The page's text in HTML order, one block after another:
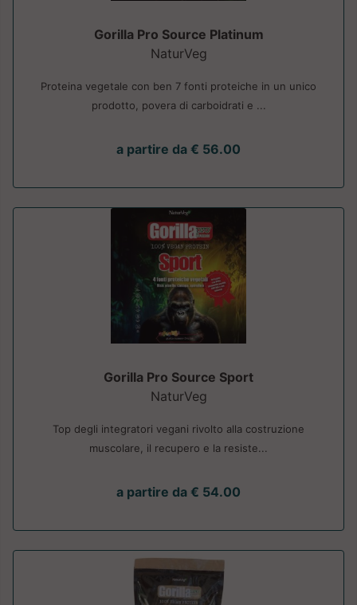
Gorilla Pro Source Platinum
NaturVeg
Proteina vegetale con ben 7 fonti proteiche in un unico
prodotto, povera di carboidrati e ...
a partire da € 56.00
Gorilla Pro Source Sport
NaturVeg
Top degli integratori vegani rivolto alla costruzione
muscolare, il recupero e la resiste...
a partire da € 54.00